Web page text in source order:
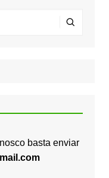
basta enviar